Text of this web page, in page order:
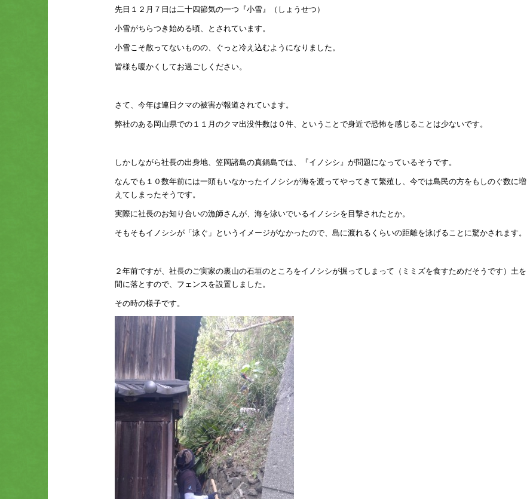
先日１２月７日は二十四節気の一つ『小雪』（しょうせつ）
小雪がちらつき始める頃、とされています。
小雪こそ散ってないものの、ぐっと冷え込むようになりました。
皆様も暖かくしてお過ごしください。
さて、今年は連日クマの被害が報道されています。
弊社のある岡山県での１１月のクマ出没件数は０件、ということで身近で恐怖を感じることは少ないです。
しかしながら社長の出身地、笠岡諸島の真鍋島では、『イノシシ』が問題になっているそうです。
なんでも１０数年前には一頭もいなかったイノシシが海を渡ってやってきて繁殖し、今では島民の方をもしのぐ数に増
えてしまったそうです。
実際に社長のお知り合いの漁師さんが、海を泳いでいるイノシシを目撃されたとか。
そもそもイノシシが「泳ぐ」というイメージがなかったので、島に渡れるくらいの距離を泳げることに驚かされます。
２年前ですが、社長のご実家の裏山の石垣のところをイノシシが掘ってしまって（ミミズを食すためだそうです）土を
間に落とすので、フェンスを設置しました。
その時の様子です。